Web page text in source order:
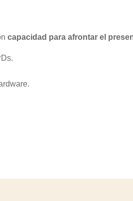
capacidad para afrontar el